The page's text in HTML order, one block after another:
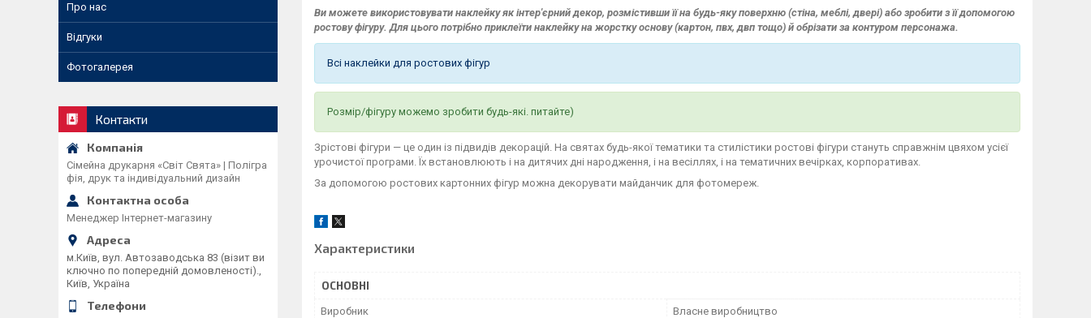
Ви можете використовувати наклейку як інтер'єрний декор, розмістивши її на будь-яку поверхню (стіна, меблі, двері) або зробити з її допомогою
ростову фігуру. Для цього потрібно приклеїти наклейку на жорстку основу (картон, пвх, двп тощо) й обрізати за контуром персонажа.
Всі наклейки для ростових фігур
Розмір/фігуру можемо зробити будь-які. питайте)
Зрістові фігури — це один із підвидів декорацій. На святах будь-якої тематики та стилістики ростові фігури стануть справжнім цвяхом усієї
урочистої програми. Їх встановлюють і на дитячих дні народження, і на весіллях, і на тематичних вечірках, корпоративах.
За допомогою ростових картонних фігур можна декорувати майданчик для фотомереж.
Характеристики
ОСНОВНІ
Виробник Власне виробництво
Про нас
Відгуки
Фотогалерея
Контакти
Сімейна друкарня «Світ Свята» | Полігра
фія, друк та індивідуальний дизайн
Менеджер Інтернет-магазину
м.Київ, вул. Автозаводська 83 (візит ви
ключно по попередній домовленості).,
Київ, Україна